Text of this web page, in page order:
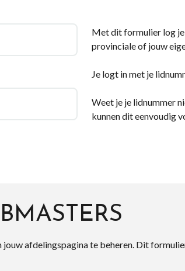
Met dit formulier log je
provinciale of jouw
Je logt in met je
Weet je je lidnummer
kunnen dit eenvoudig
afdelingspagina te beheren. Dit